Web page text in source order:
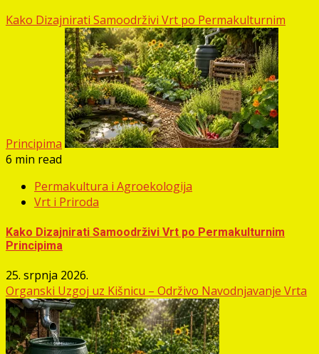
Kako Dizajnirati Samoodrživi Vrt po Permakulturnim
Principima
6 min read
Permakultura i Agroekologija
Vrt i Priroda
Kako Dizajnirati Samoodrživi Vrt po Permakulturnim
Principima
25. srpnja 2026.
Organski Uzgoj uz Kišnicu – Održivo Navodnjavanje Vrta